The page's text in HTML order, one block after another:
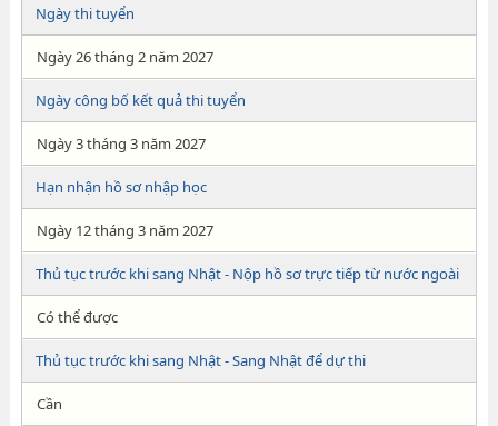
Ngày thi tuyển
Ngày 26 tháng 2 năm 2027
Ngày công bố kết quả thi tuyển
Ngày 3 tháng 3 năm 2027
Hạn nhận hồ sơ nhập học
Ngày 12 tháng 3 năm 2027
Thủ tục trước khi sang Nhật - Nộp hồ sơ trực tiếp từ nước ngoài
Có thể được
Thủ tục trước khi sang Nhật - Sang Nhật để dự thi
Cần